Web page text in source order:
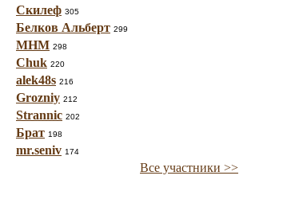
Скилеф 305
Белков Альберт 299
МНМ 298
Chuk 220
alek48s 216
Grozniy 212
Strannic 202
Брат 198
mr.seniv 174
Все участники >>